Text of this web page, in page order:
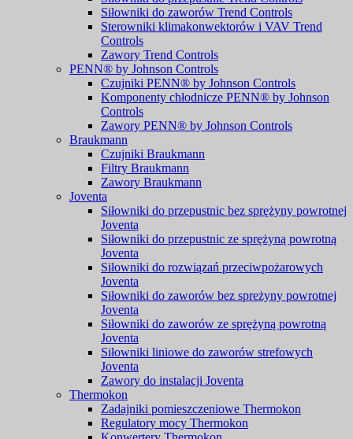
Siłowniki do zaworów Trend Controls
Sterowniki klimakonwektorów i VAV Trend
Controls
Zawory Trend Controls
PENN® by Johnson Controls
Czujniki PENN® by Johnson Controls
Komponenty chłodnicze PENN® by Johnson
Controls
Zawory PENN® by Johnson Controls
Braukmann
Czujniki Braukmann
Filtry Braukmann
Zawory Braukmann
Joventa
Siłowniki do przepustnic bez sprężyny powrotnej
Joventa
Siłowniki do przepustnic ze sprężyną powrotną
Joventa
Siłowniki do rozwiązań przeciwpożarowych
Joventa
Siłowniki do zaworów bez spreżyny powrotnej
Joventa
Siłowniki do zaworów ze sprężyną powrotną
Joventa
Siłowniki liniowe do zaworów strefowych
Joventa
Zawory do instalacji Joventa
Thermokon
Zadajniki pomieszczeniowe Thermokon
Regulatory mocy Thermokon